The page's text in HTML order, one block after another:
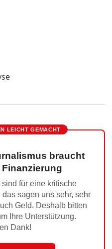
LEICHT GEMACHT
braucht
für eine kritische
sagen uns sehr, sehr
Geld. Deshalb bitten
Ihre Unterstützung.
Dank!